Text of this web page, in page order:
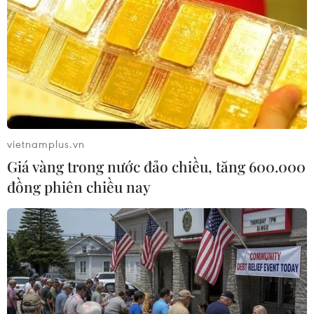
Theo dõi VietnamPlus
TIN LIÊN QUAN
vietnamplus.vn
Giá vàng trong nước đảo chiều, tăng 600.000
đồng phiên chiều nay